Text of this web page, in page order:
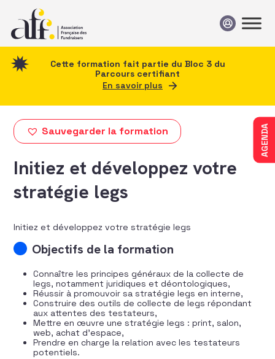
AGENDA
Cette formation fait partie du Bloc 3 du
Parcours certifiant
En savoir plus
Sauvegarder la formation
Initiez et développez votre
stratégie legs
Initiez et développez votre stratégie legs
Objectifs de la formation
Connaître les principes généraux de la collecte de
legs, notamment juridiques et déontologiques,
Réussir à promouvoir sa stratégie legs en interne,
Construire des outils de collecte de legs répondant
aux attentes des testateurs,
Mettre en œuvre une stratégie legs : print, salon,
web, achat d’espace,
Prendre en charge la relation avec les testateurs
potentiels.